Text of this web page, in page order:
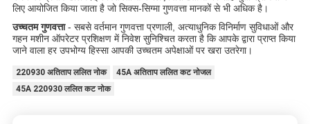
लिए आयोजित किया जाता है जो सिक्स-सिग्मा गुणवत्ता मानकों से भी अधिक है।
उच्चतम गुणवत्ता- सबसे वर्तमान गुणवत्ता प्रणाली, अत्याधुनिक विनिर्माण सुविधाओं और
गहन मशीन ऑपरेटर प्रशिक्षण में निवेश सुनिश्चित करता है कि आपके द्वारा प्राप्त किया
जाने वाला हर उपभोग्य हिस्सा आपकी उच्चतम अपेक्षाओं पर खरा उतरेगा।
220930 अतिताप ललित नोक
45A अतिताप ललित कट नोजल
45A 220930 ललित कट नोक